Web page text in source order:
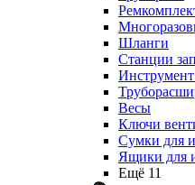
Шланги
Станции
Инструмент
Весы
Ключи
Сумки для
Ящики для
Ещё 11